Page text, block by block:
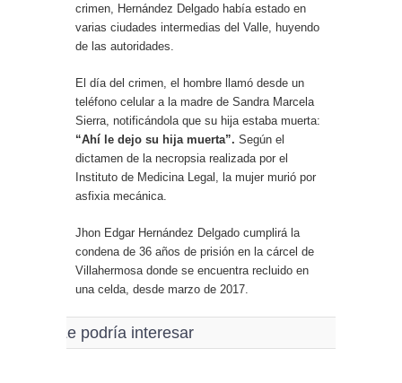
crimen, Hernández Delgado había estado en
varias ciudades intermedias del Valle, huyendo
de las autoridades.
El día del crimen, el hombre llamó desde un
teléfono celular a la madre de Sandra Marcela
Sierra, notificándola que su hija estaba muerta:
“Ahí le dejo su hija muerta”. Según el
dictamen de la necropsia realizada por el
Instituto de Medicina Legal, la mujer murió por
asfixia mecánica.
Jhon Edgar Hernández Delgado cumplirá la
condena de 36 años de prisión en la cárcel de
Villahermosa donde se encuentra recluido en
una celda, desde marzo de 2017.
Le podría interesar